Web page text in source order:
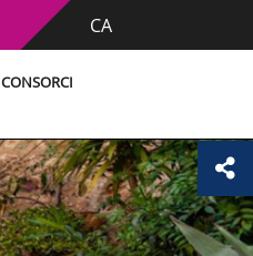
CA
CONSORCI